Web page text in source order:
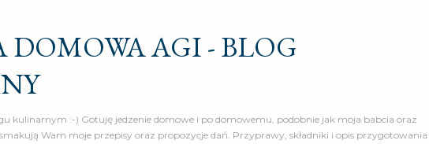
AGI - BLOG
kulinarnym :-) Gotuję jedzenie domowe i po domowemu, podobnie jak moja babcia oraz
Wam moje przepisy oraz propozycje dań. Przyprawy, składniki i opis przygotowania